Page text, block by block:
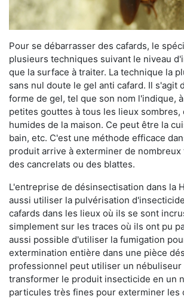
Pour se débarrasser des cafards, le
plusieurs techniques suivant le niveau
que la surface à traiter. La technique la
sans nul doute le gel anti cafard. Il s'agit
forme de gel, tel que son nom l'indique,
petites gouttes à tous les lieux sombres,
humides de la maison. Ce peut être la
bain, etc. C'est une méthode efficace
produit arrive à exterminer de nombreux
des cancrelats ou des blattes.
L'entreprise de désinsectisation dans la
aussi utiliser la pulvérisation
cafards dans les lieux où ils se sont
simplement sur les traces où ils ont pu
aussi possible d'utiliser la fumigation
extermination entière dans une pièce
professionnel peut utiliser un nébuliseur
transformer le produit insecticide en un
particules très fines pour exterminer les